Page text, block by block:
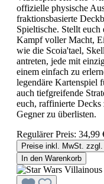
offizielle physische
fraktionsbasierte
Spieltische. Stellt euch
Kampf voller Macht,
wie die Scoia'tael,
antreten, jede mit
einem einfach zu
legendäre Kartenspiel
auch tiefgreifende
euch, raffinierte Decks
Gegner zu überlisten.
Regulärer Preis: 34,99
Preise inkl. MwSt.
In den Warenkorb